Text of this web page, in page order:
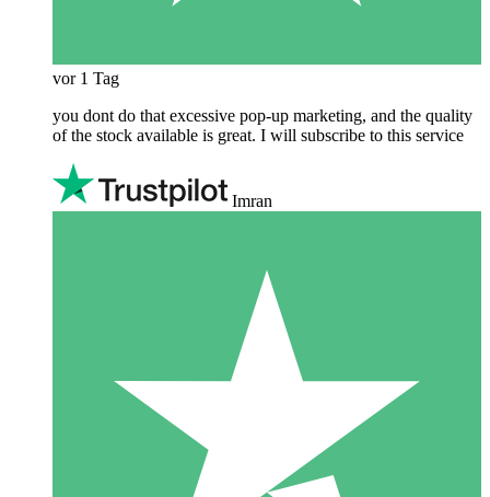
vor 1 Tag
you dont do that excessive pop-up marketing, and the quality
of the stock available is great. I will subscribe to this service
Imran